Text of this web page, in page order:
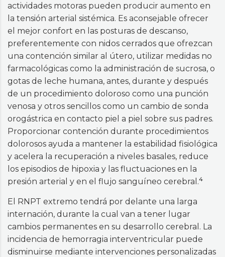
actividades motoras pueden producir aumento en
la tensión arterial sistémica. Es aconsejable ofrecer
el mejor confort en las posturas de descanso,
preferentemente con nidos cerrados que ofrezcan
una contención similar al útero, utilizar medidas no
farmacológicas como la administración de sucrosa, o
gotas de leche humana, antes, durante y después
de un procedimiento doloroso como una punción
venosa y otros sencillos como un cambio de sonda
orogástrica en contacto piel a piel sobre sus padres.
Proporcionar contención durante procedimientos
dolorosos ayuda a mantener la estabilidad fisiológica
y acelera la recuperación a niveles basales, reduce
los episodios de hipoxia y las fluctuaciones en la
presión arterial y en el flujo sanguíneo cerebral.4
El RNPT extremo tendrá por delante una larga
internación, durante la cual van a tener lugar
cambios permanentes en su desarrollo cerebral. La
incidencia de hemorragia interventricular puede
disminuirse mediante intervenciones personalizadas